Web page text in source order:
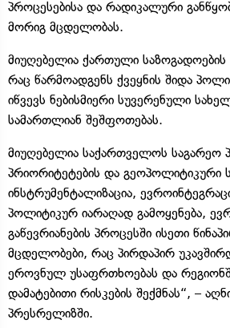
პროცესებისა და რადიკალური
მორიგ მცდელობას.
მიუღებელია ქართული საზოგადოების
რაც წარმოადგენს ქვეყნის შიდა
იწვევს ნებისმიერი სუვერენული
სამართლიან შეშფოთებას.
მიუღებელია საქართველოს საგარეო
პრიორიტეტების და გეოპოლიტიკური
ინსტრუმენტალიზაცია,
პოლიტიკურ იარაღად გამოყენება,
გაწევრიანების პროცესში ისეთი
მცდელობები, რაც პირდაპირ
ეროვნულ უსაფრთხოებას და
დამატებითი რისკების შექმნას“, –
პრესრელიზში.